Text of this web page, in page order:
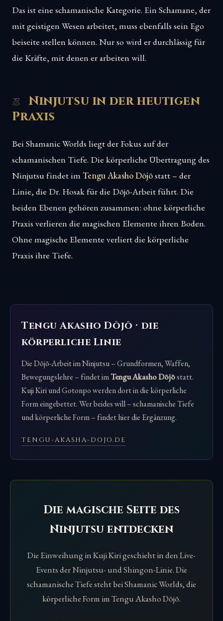
Das ist eine schamanische Kategorie. Ein Schamane, der
mit geistigen Wesen arbeitet, muss ebenfalls sein Ego
beiseite stellen können. Nur so wird er durchlässig für
die Kräfte, mit denen er arbeiten will.
Ninjutsu in der heutigen
Praxis
Bei Shamanic Worlds liegt der Fokus auf der
schamanischen Tiefe. Die körperliche Übertragung des
Ninjutsu findet im Tengu Akasho Dōjōstatt – der
Linie, die Dr. Hosak für die Dōjō-Arbeit führt. Die
beiden Ebenen gehören zusammen: ohne körperliche
Praxis verlieren die magischen Elemente ihren Boden.
Ohne magische Elemente verliert die körperliche
Praxis ihre Tiefe.
Tengu Akasho Dōjō · die
körperliche Linie
Die Dōjō-Arbeit im Ninjutsu – Grundformen, Waffen,
Bewegungslehre – findet imTengu Akasho Dōjōstatt.
Kuji Kiri und Gotonpo werden dort in die körperliche
Form eingebettet. Wer beides will – schamanische Tiefe
und körperliche Form – findet hier die Ergänzung.
TENGU-AKASHA-DOJO.DE
Die magische Seite des
Ninjutsu entdecken
Die Einweihung in Kuji Kiri geschieht in den Live-
Events der Ninjutsu- und Shingon-Linie. Die
schamanische Tiefe steht bei Shamanic Worlds, die
körperliche Form im Tengu Akasho Dōjō.